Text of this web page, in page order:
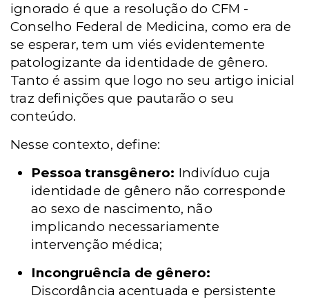
ignorado é que a resolução do CFM -
Conselho Federal de Medicina, como era de
se esperar, tem um viés evidentemente
patologizante da identidade de gênero.
Tanto é assim que logo no seu artigo inicial
traz definições que pautarão o seu
conteúdo.
Nesse contexto, define:
Pessoa transgênero: Indivíduo cuja
identidade de gênero não corresponde
ao sexo de nascimento, não
implicando necessariamente
intervenção médica;
Incongruência de gênero:
Discordância acentuada e persistente